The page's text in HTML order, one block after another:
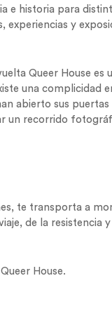
e historia para
experiencias y
Queer House
una complicidad
abierto sus
un recorrido
te transporta a
de la resistencia
House.